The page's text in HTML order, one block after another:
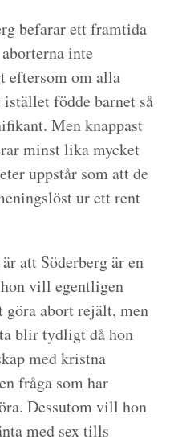
befarar ett framtida
inte
eftersom om alla
födde barnet så
Men knappast
minst lika mycket
uppstår som att de
ur ett rent
att Söderberg är en
vill egentligen
abort rejält, men
blir tydligt då hon
med kristna
fråga som har
Dessutom vill hon
med sex tills